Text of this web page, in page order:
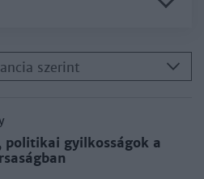
szerint
politikai gyilkosságok a